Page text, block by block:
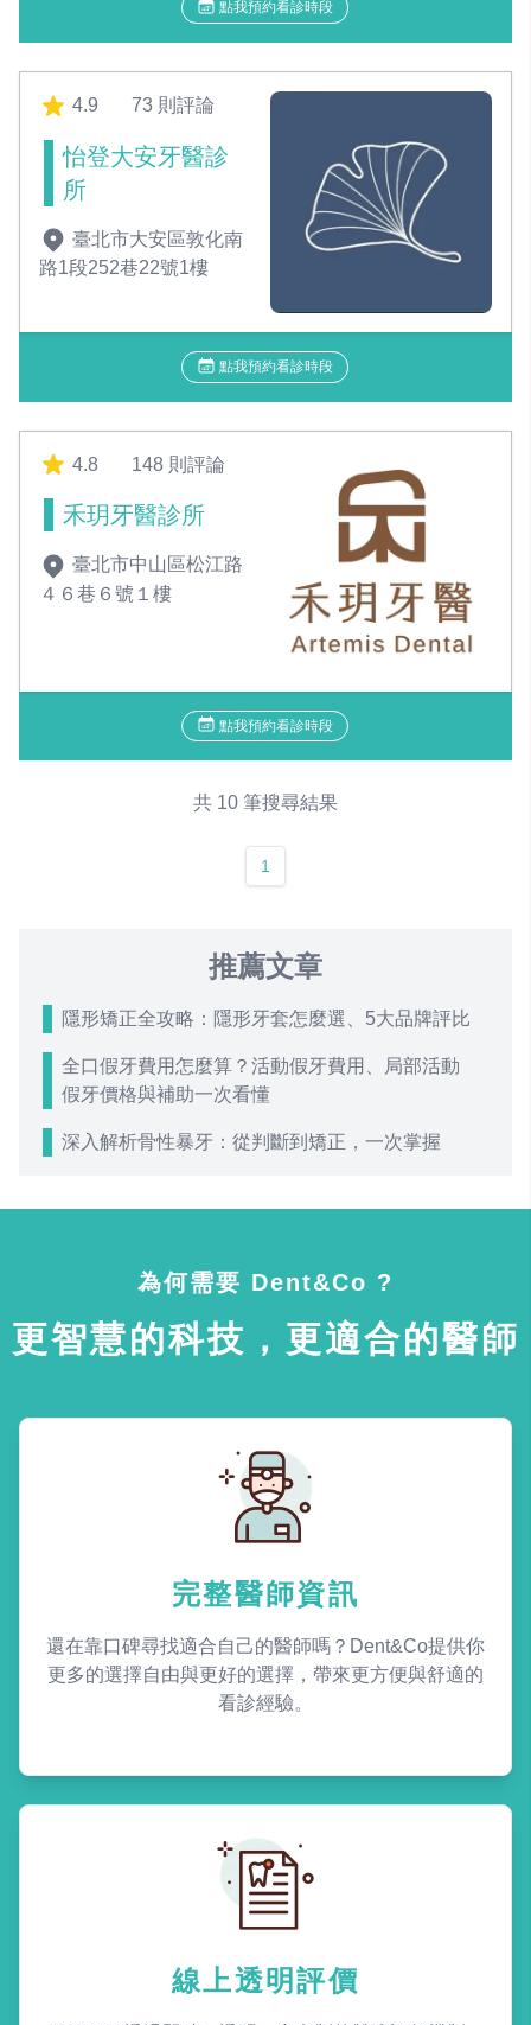
點我預約看診時段
4.9 73 則評論
怡登大安牙醫診
所
臺北市大安區敦化南
路1段252巷22號1樓
點我預約看診時段
4.8 148 則評論
禾玥牙醫診所
臺北市中山區松江路
４６巷６號１樓
點我預約看診時段
共 10 筆搜尋結果
1
推薦文章
隱形矯正全攻略：隱形牙套怎麼選、5大品牌評比
全口假牙費用怎麼算？活動假牙費用、局部活動
假牙價格與補助一次看懂
深入解析骨性暴牙：從判斷到矯正，一次掌握
為何需要 Dent&Co ?
更智慧的科技，更適合的醫師
完整醫師資訊
還在靠口碑尋找適合自己的醫師嗎？Dent&Co提供你
更多的選擇自由與更好的選擇，帶來更方便與舒適的
看診經驗。
線上透明評價